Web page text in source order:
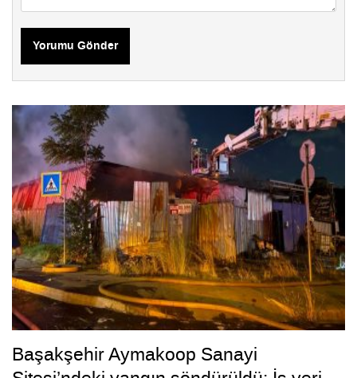
Yorumu Gönder
Başakşehir Aymakoop Sanayi